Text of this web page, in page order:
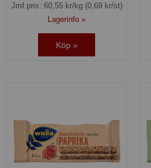
Jmf.pris: 60,55kr/kg (0,69 kr/st)
Lagerinfo »
Köp »